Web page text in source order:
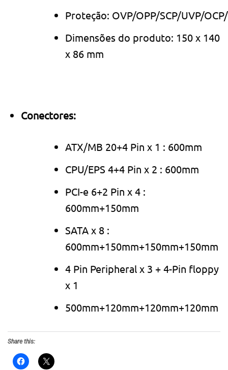
Proteção: OVP/OPP/SCP/UVP/
Dimensões do produto: 1‎50 x 140
x 86 mm
Conectores:
ATX/MB 20+4 Pin x 1 : 600mm
CPU/EPS 4+4 Pin x 2 : 600mm
PCI-e 6+2 Pin x 4 :
600mm+150mm
SATA x 8 :
600mm+150mm+150mm+150mm
4 Pin Peripheral x 3 + 4-Pin floppy
x 1
500mm+120mm+120mm+120mm
Share this: